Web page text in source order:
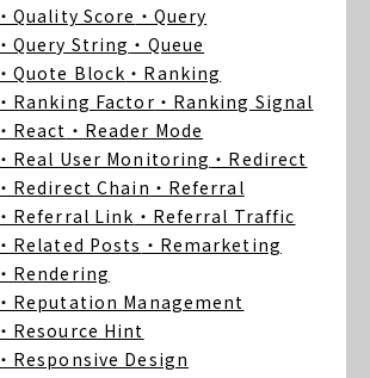
・Quality Score ・Query
・Query String ・Queue
・Quote Block ・Ranking
・Ranking Factor ・Ranking Signal
・React ・Reader Mode
・Real User Monitoring ・Redirect
・Redirect Chain ・Referral
・Referral Link ・Referral Traffic
・Related Posts ・Remarketing
・Rendering
・Reputation Management
・Resource Hint
・Responsive Design